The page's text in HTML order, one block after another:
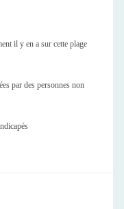
il y en a sur cette plage
par des personnes non